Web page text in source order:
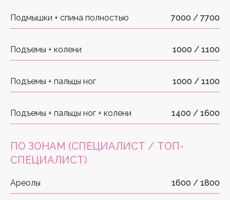
Подмышки + спина полностью 7000 / 7700
Подъемы + колени 1000 / 1100
Подъемы + пальцы ног 1000 / 1100
Подъемы + пальцы ног + колени 1400 / 1600
ПО ЗОНАМ (СПЕЦИАЛИСТ / ТОП-
СПЕЦИАЛИСТ)
Ареолы 1600 / 1800